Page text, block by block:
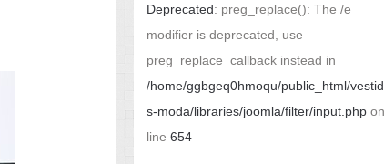
Deprecated: preg_replace(): The /e
modifier is deprecated, use
preg_replace_callback instead in
/home/ggbgeq0hmoqu/public_html/
s-moda/libraries/joomla/filter/input.php on
line 654